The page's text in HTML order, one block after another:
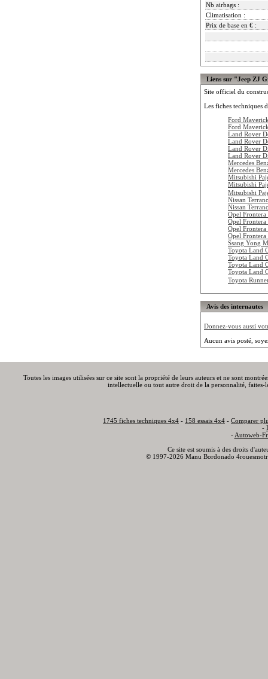
Nb airbags :
Climatisation :
Prix de base en € :
Liens sur "Jeep ZJ
Site officiel du
Les fiches techniques
Ford
Ford
Land Rover
Land Rover
Land Rover
Land Rover
Mercedes
Mercedes
Mitsubishi
Mitsubishi
Mitsubishi
Nissan
Nissan
Opel
Opel
Opel
Opel
Ssang Yong
Toyota Land
Toyota Land
Toyota Land
Toyota Land
Toyota
Avis des internautes
Donnez-vous aussi
Aucun avis posté,
Toutes les images utilisées sur ce site sont la propriété de leurs auteurs et ne sont
intellectuelle ou tout autre droit de la personnalité,
1745 fiches techniques 4x4 - 158 essais 4x4 - Comparer
-
- Autoweb-
Ce site est soumis à des droits
© 1997-2026 Manu Bordonado